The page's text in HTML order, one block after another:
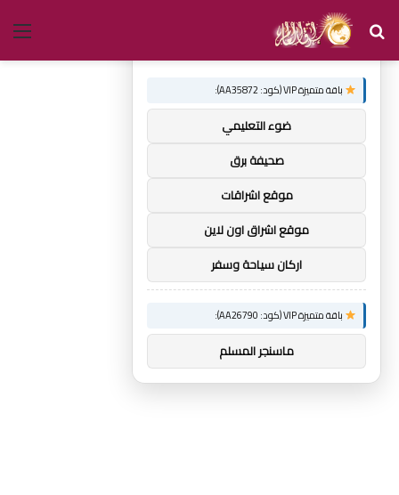
بحث
عن
توصيات :
باقة متميزة VIP (كود: AA35872):
ضوء التعليمي
صحيفة برق
موقع اشراقات
موقع اشراق اون لاين
اركان سياحة وسفر
باقة متميزة VIP (كود: AA26790):
ماسنجر المسلم